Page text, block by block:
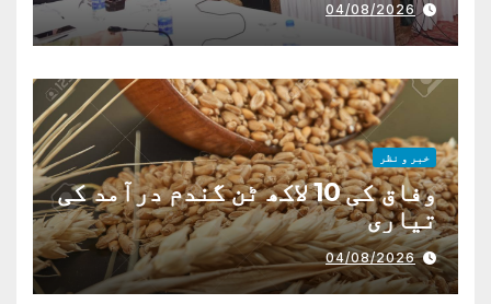
04/08/2026
خبر و نظر
وفاق کی 10 لاکھ ٹن گندم درآمد کی
تیاری
04/08/2026